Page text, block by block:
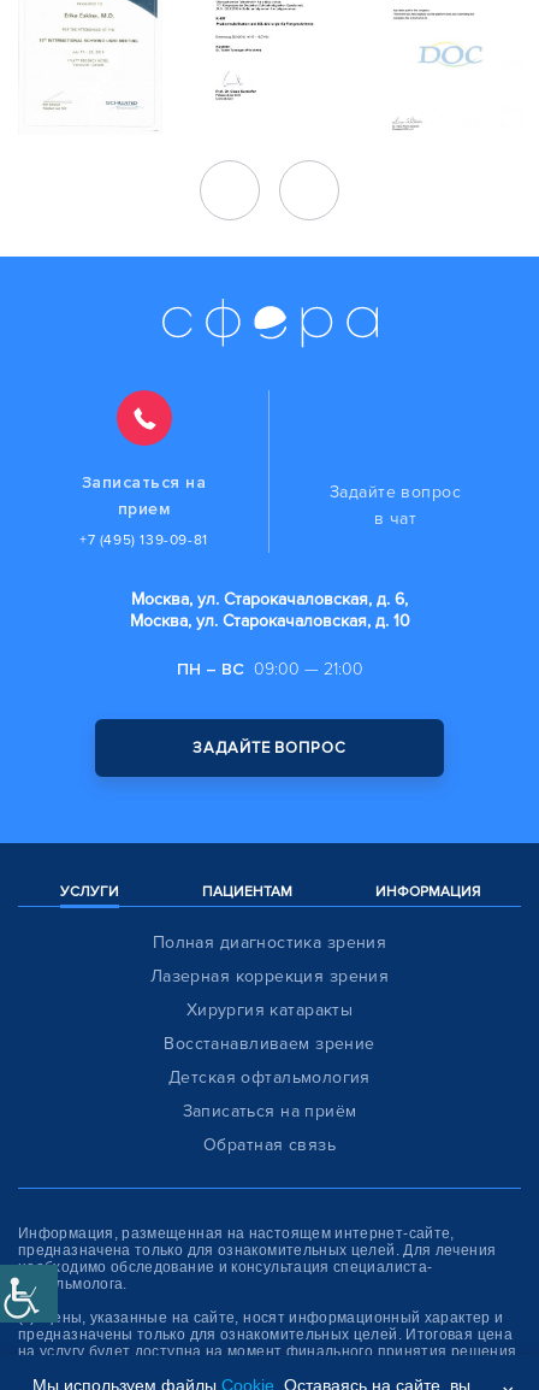
Записаться на
прием
+7 (495) 139-09-81
Задайте вопрос
в чат
Москва, ул. Старокачаловская, д. 6,
Москва, ул. Старокачаловская, д. 10
ПН – ВС 09:00 — 21:00
ЗАДАЙТЕ ВОПРОС
УСЛУГИ ПАЦИЕНТАМ ИНФОРМАЦИЯ
Полная диагностика зрения
Лазерная коррекция зрения
Хирургия катаракты
Восстанавливаем зрение
Детская офтальмология
Записаться на приём
Обратная связь
Информация, размещенная на настоящем интернет-сайте,
предназначена только для ознакомитель­ных целей. Для лечения
необходимо обследование и консультация специалиста-
офтальмолога.
(*)- цены, указанные на сайте, носят информационный характер и
предназначены только для ознакомительных целей. Итоговая цена
на услугу будет доступна на момент финального принятия решения
Мы используем файлы Cookie . Оставаясь на сайте, вы